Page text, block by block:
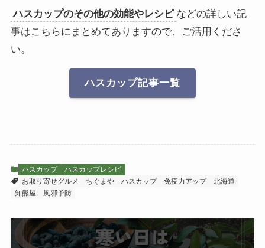
ハスカップのその他の効能やレシピ などの詳しい記
事はこちらにまとめてありますので、ご活用くださ
い。
ハスカップ記事一覧
ハスカップ
ハスカップレシピ
お取り寄せグルメ
ちぐまや ハスカップ 免疫力アップ
北海道
知熊屋
風邪予防